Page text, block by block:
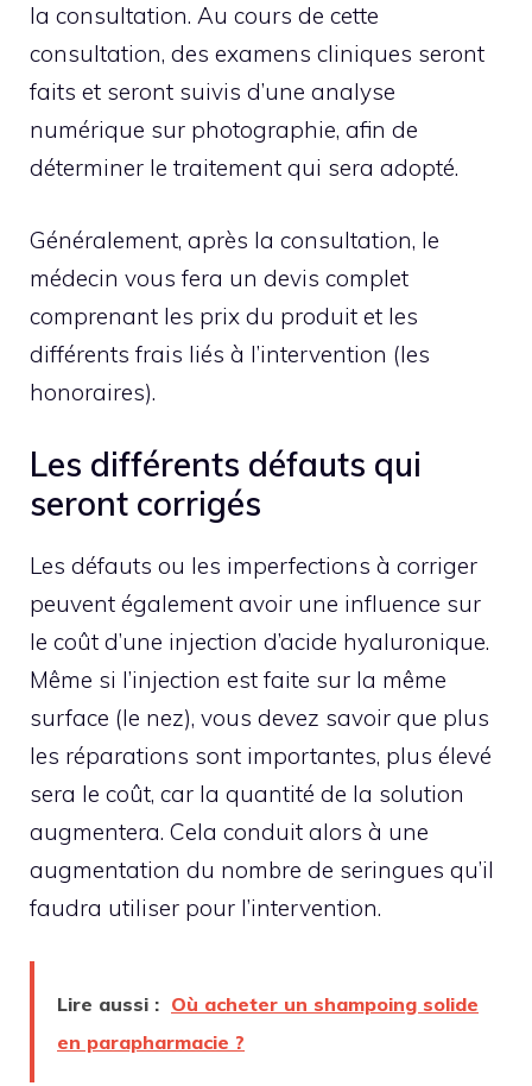
la consultation. Au cours de cette
consultation, des examens cliniques seront
faits et seront suivis d’une analyse
numérique sur photographie, afin de
déterminer le traitement qui sera adopté.
Généralement, après la consultation, le
médecin vous fera un devis complet
comprenant les prix du produit et les
différents frais liés à l’intervention (les
honoraires).
Les différents défauts qui
seront corrigés
Les défauts ou les imperfections à corriger
peuvent également avoir une influence sur
le coût d’une injection d’acide hyaluronique.
Même si l’injection est faite sur la même
surface (le nez), vous devez savoir que plus
les réparations sont importantes, plus élevé
sera le coût, car la quantité de la solution
augmentera. Cela conduit alors à une
augmentation du nombre de seringues qu’il
faudra utiliser pour l’intervention.
Lire aussi : Où acheter un shampoing solide
en parapharmacie ?